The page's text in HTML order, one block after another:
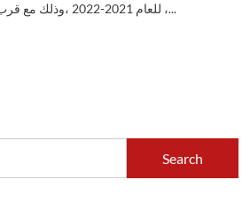
للعام 2021-2022 ،وذلك مع قرب نهاية 2021 في المغرب ،...
Search